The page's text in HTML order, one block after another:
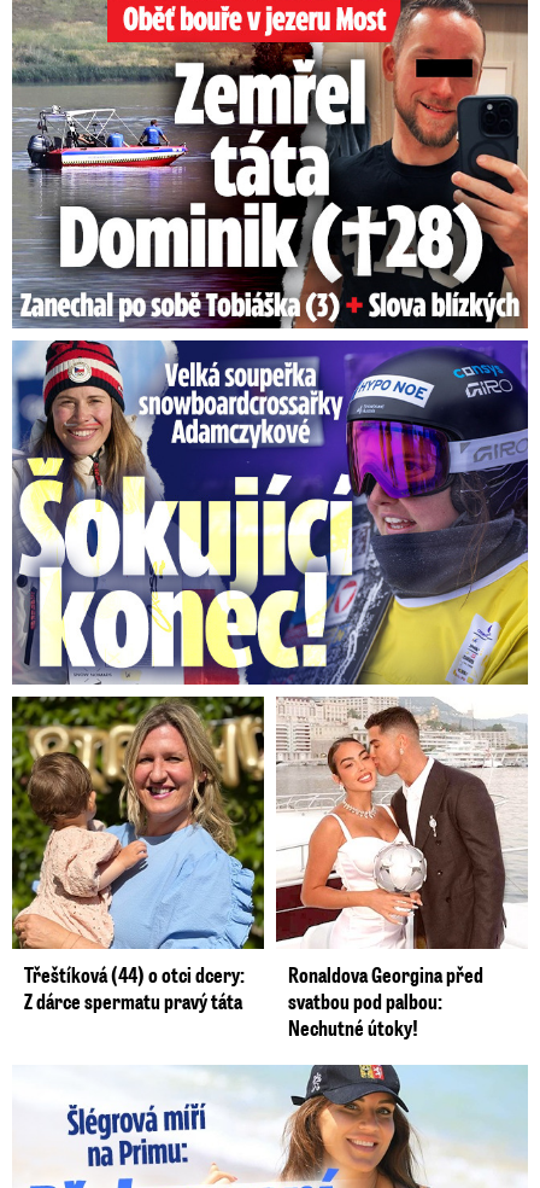
Oběť bouře v jezeru Most: Zemřel táta Dominik (†28)
Velká soupeřka Adamczykové: Šokující konec!
Třeštíková (44) o otci dcery:
Z dárce spermatu pravý táta
Ronaldova Georgina před
svatbou pod palbou:
Nechutné útoky!
Lucie Šlégrová míří na Primu. Překvapení pro sporťáky!